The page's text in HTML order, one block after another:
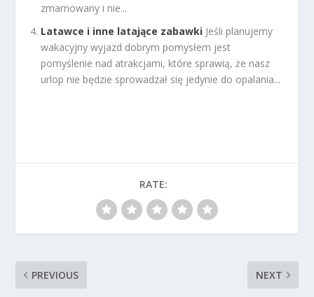
zmarnowany i nie...
Latawce i inne latające zabawki Jeśli planujemy
wakacyjny wyjazd dobrym pomysłem jest
pomyślenie nad atrakcjami, które sprawią, że nasz
urlop nie będzie sprowadzał się jedynie do opalania...
RATE:
PREVIOUS NEXT